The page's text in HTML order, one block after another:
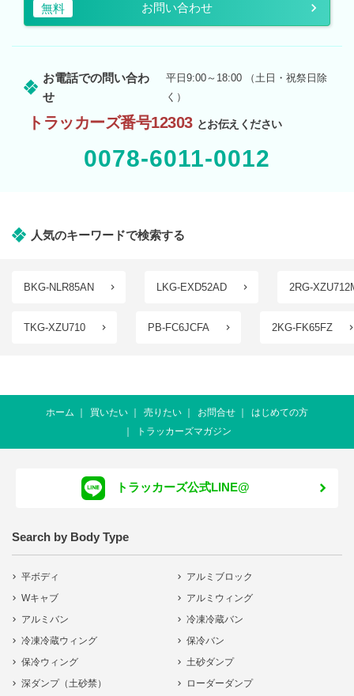
無料 お問い合わせ
お電話での問い合わ
せ
平日9:00～18:00 （土日・祝祭日除
く）
トラッカーズ番号12303 とお伝えください
0078-6011-0012
人気のキーワードで検索する
BKG-NLR85AN LKG-EXD52AD 2RG-
TKG-XZU710 PB-FC6JCFA 2KG-FK65FZ
ホーム 買いたい 売りたい お問合せ
はじめての方
トラッカーズマガジン
トラッカーズ公式LINE@
Search by Body Type
平ボディ
アルミブロック
Wキャブ
アルミウィング
アルミバン
冷凍冷蔵バン
冷凍冷蔵ウィング
保冷バン
保冷ウィング
土砂ダンプ
深ダンプ（土砂禁）
ローダーダンプ